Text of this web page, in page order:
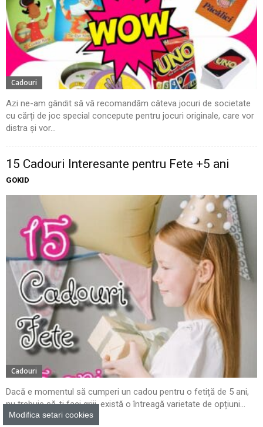
Cadouri
Azi ne-am gândit să vă recomandăm câteva jocuri de societate
cu cărți de joc special concepute pentru jocuri originale, care vor
distra și vor...
15 Cadouri Interesante pentru Fete +5 ani
GOKID
Cadouri
Dacă e momentul să cumperi un cadou pentru o fetiță de 5 ani,
nu trebuie să-ți faci griji, există o întreagă varietate de opțiuni...
Modifica setari cookies